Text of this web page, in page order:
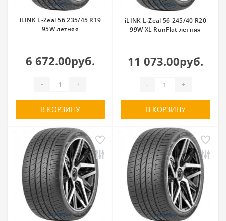
iLINK L-Zeal 56 235/45 R19
95W летняя
6 672.00руб.
- +
В КОРЗИНУ
iLINK L-Zeal 56 245/40 R20
99W XL RunFlat летняя
11 073.00руб.
- +
В КОРЗИНУ